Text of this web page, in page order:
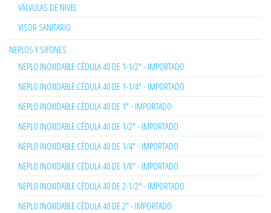
VÁLVULAS DE NIVEL
VISOR SANITARIO
NEPLOS Y SIFONES
NEPLO INOXIDABLE CÉDULA 40 DE 1-1/2" - IMPORTADO
NEPLO INOXIDABLE CÉDULA 40 DE 1-1/4" - IMPORTADO
NEPLO INOXIDABLE CÉDULA 40 DE 1" - IMPORTADO
NEPLO INOXIDABLE CÉDULA 40 DE 1/2" - IMPORTADO
NEPLO INOXIDABLE CÉDULA 40 DE 1/4" - IMPORTADO
NEPLO INOXIDABLE CÉDULA 40 DE 1/8" - IMPORTADO
NEPLO INOXIDABLE CÉDULA 40 DE 2-1/2" - IMPORTADO
NEPLO INOXIDABLE CÉDULA 40 DE 2" - IMPORTADO